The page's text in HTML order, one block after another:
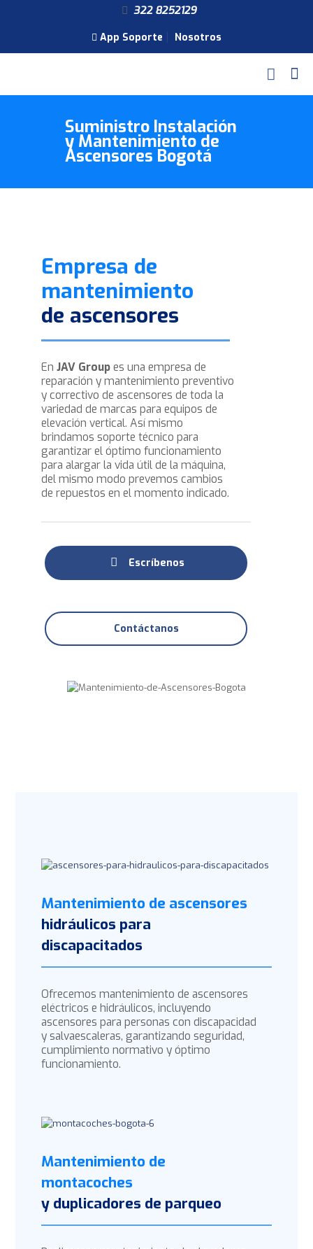
322 8252129
App Soporte Nosotros
Suministro Instalación
y Mantenimiento de
Ascensores Bogotá
Empresa de
mantenimiento
de ascensores
EnJAV Groupes una empresa de
reparación y mantenimiento preventivo
y correctivo de ascensores de toda la
variedad de marcas para equipos de
elevación vertical. Así mismo
brindamos soporte técnico para
garantizar el óptimo funcionamiento
para alargar la vida útil de la máquina,
del mismo modo prevemos cambios
de repuestos en el momento indicado.
Escríbenos
Contáctanos
Mantenimiento de ascensores
hidráulicos para
discapacitados
Ofrecemos mantenimiento de ascensores
eléctricos e hidráulicos, incluyendo
ascensores para personas con discapacidad
y salvaescaleras, garantizando seguridad,
cumplimiento normativo y óptimo
funcionamiento.
Mantenimiento de
montacoches
y duplicadores de parqueo